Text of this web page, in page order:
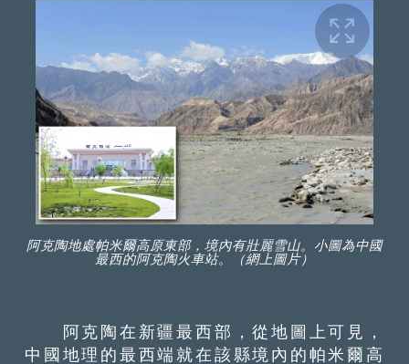
阿克陶地處帕米爾高原東部，境內有壯麗雪山。小圖為中國
最西的阿克陶火車站。（網上圖片）
阿克陶在新疆最西部，從地圖上可見，
中國地理的最西端就在該縣境內的帕米爾高